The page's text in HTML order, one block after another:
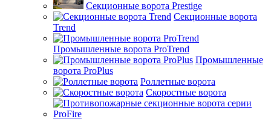
Секционные ворота Prestige
Секционные ворота
Trend
Промышленные ворота ProTrend
Промышленные
ворота ProPlus
Роллетные ворота
Скоростные ворота